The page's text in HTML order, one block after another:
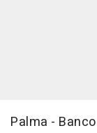
Palma -